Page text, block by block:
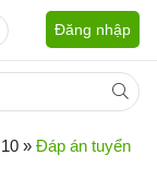
Đăng nhập
» Đáp án tuyển